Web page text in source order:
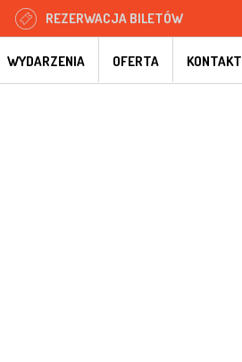
REZERWACJA BILETÓW
WYDARZENIA OFERTA KONTAKT